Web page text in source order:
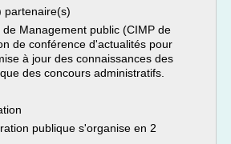
partenaire(s)
Management public (CIMP de
de conférence d'actualités pour
à jour des connaissances des
des concours administratifs.
publique s'organise en 2